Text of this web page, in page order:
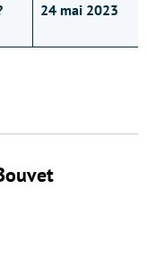
24 mai 2023